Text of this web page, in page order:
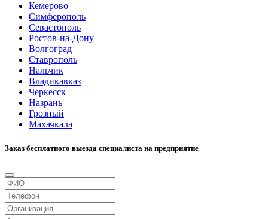
Кемерово
Симферополь
Севастополь
Ростов-на-Дону
Волгоград
Ставрополь
Нальчик
Владикавказ
Черкесск
Назрань
Грозный
Махачкала
Заказ бесплатного выезда специалиста на предприятие